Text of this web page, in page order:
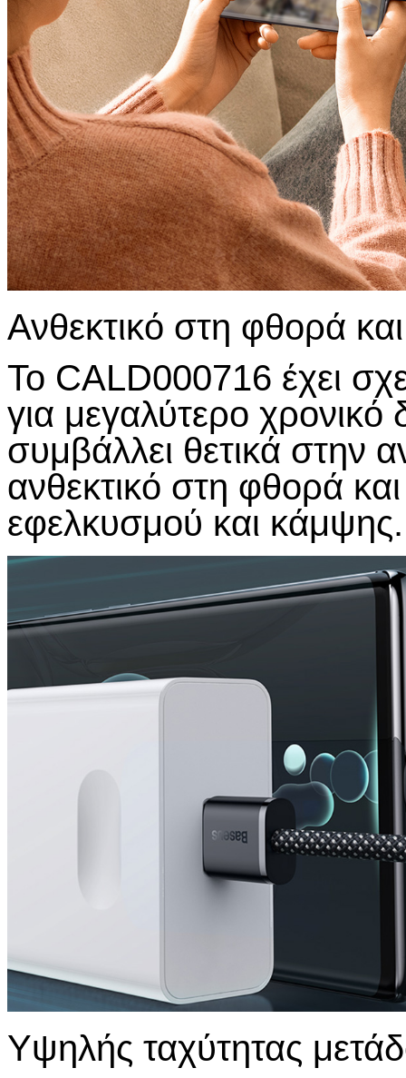
Ανθεκτικό στη φθορά
Το CALD000716 έχει
για μεγαλύτερο χρονικό
συμβάλλει θετικά στην
ανθεκτικό στη φθορά
εφελκυσμού και κάμψης.
Υψηλής ταχύτητας